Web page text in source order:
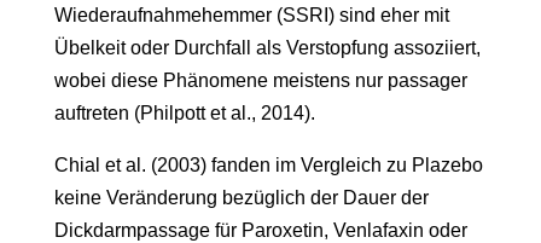
Wiederaufnahmehemmer (SSRI) sind eher mit
Übelkeit oder Durchfall als Verstopfung assoziiert,
wobei diese Phänomene meistens nur passager
auftreten (Philpott et al., 2014).
Chial et al. (2003) fanden im Vergleich zu Plazebo
keine Veränderung bezüglich der Dauer der
Dickdarmpassage für Paroxetin, Venlafaxin oder